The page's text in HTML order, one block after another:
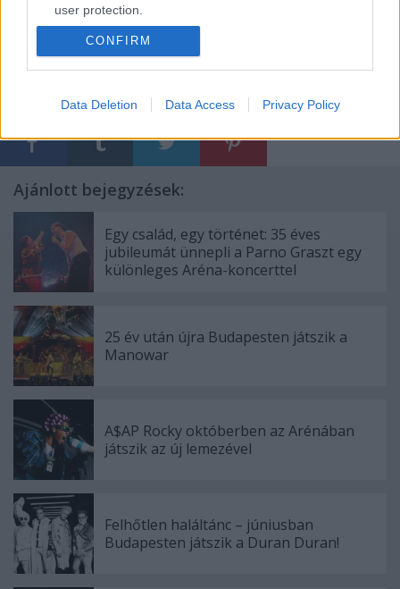
user protection.
CONFIRM
Data Deletion Data Access Privacy Policy
Címkék:programajánló cyndi lauper koncertajánló budapest
Ajánlott bejegyzések:
Egy család, egy történet: 35 éves
jubileumát ünnepli a Parno Graszt egy
különleges Aréna-koncerttel
25 év után újra Budapesten játszik a
Manowar
A$AP Rocky októberben az Arénában
játszik az új lemezével
Felhőtlen haláltánc – júniusban
Budapesten játszik a Duran Duran!